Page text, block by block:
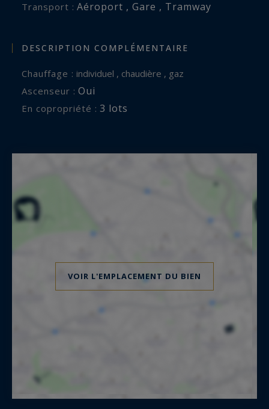
Transport : Aéroport , Gare , Tramway
DESCRIPTION COMPLÉMENTAIRE
Chauffage : individuel , chaudière , gaz
Ascenseur : Oui
En copropriété : 3 lots
VOIR L'EMPLACEMENT DU BIEN